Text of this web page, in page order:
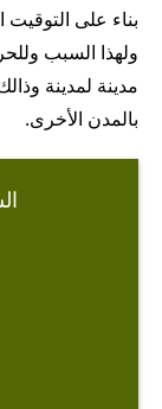
ولهذا السبب
مدينة لمدينة
بالمدن الأخرى.